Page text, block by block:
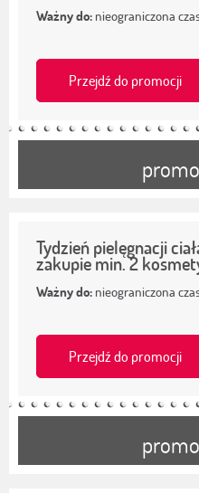
Ważny do: nieograniczona
Przejdź do promocji
Tydzień pielęgnacji
zakupie min. 2
Ważny do: nieograniczona
Przejdź do promocji